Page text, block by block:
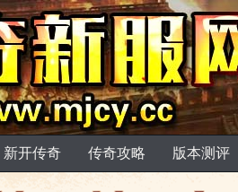
新开传奇 传奇攻略 版本测评